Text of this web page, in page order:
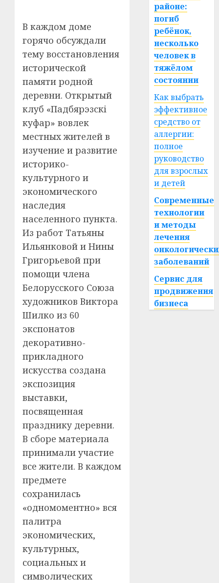
В каждом доме
горячо обсуждали
тему восстановления
исторической
памяти родной
деревни. Открытый
клуб «Падбярэзскі
куфар» вовлек
местных жителей в
изучение и развитие
историко-
культурного и
экономического
наследия
населенного пункта.
Из работ Татьяны
Ильянковой и Нины
Григорьевой при
помощи члена
Белорусского Союза
художников Виктора
Шилко из 60
экспонатов
декоративно-
прикладного
искусства создана
экспозиция
выставки,
посвященная
празднику деревни.
В сборе материала
принимали участие
все жители. В каждом
предмете
сохранилась
«одномоментно» вся
палитра
экономических,
культурных,
социальных и
символических
районе:
погиб
ребёнок,
несколько
человек в
тяжёлом
состоянии
Как выбрать
эффективное
средство от
аллергии:
полное
руководство
для взрослых
и детей
Современные
технологии
и методы
лечения
заболеваний
Сервис для
продвижения
бизнеса